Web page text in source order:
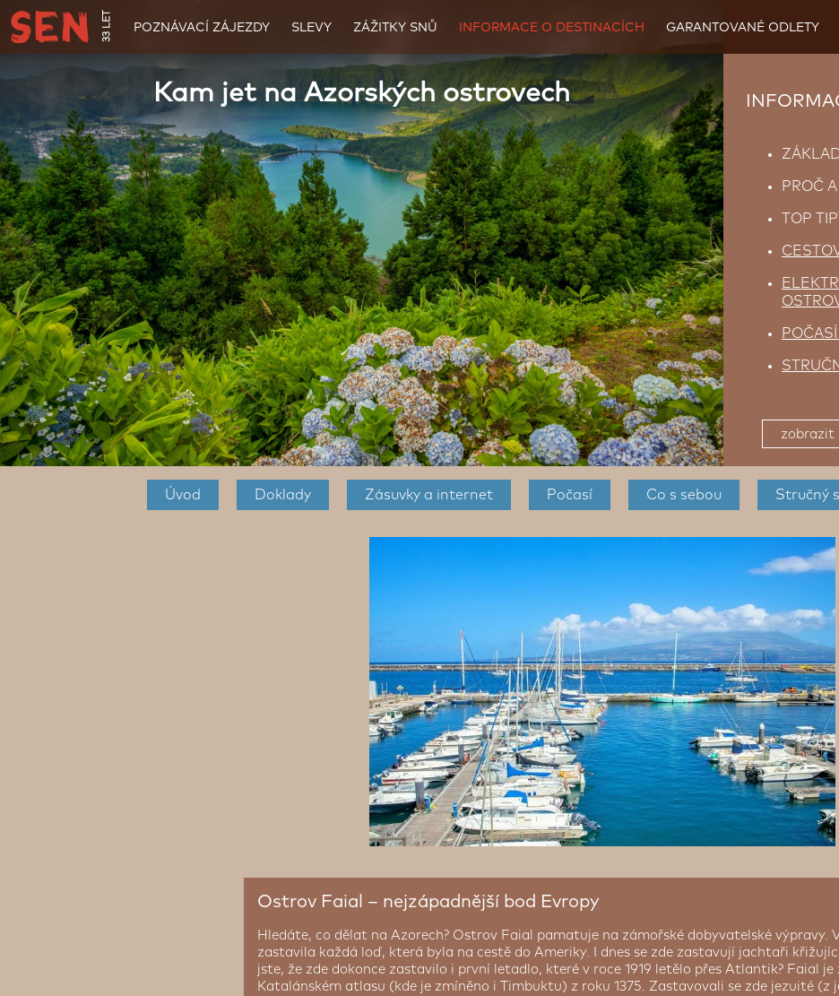
33 LET POZNÁVACÍ ZÁJEZDY SLEVY ZÁŽITKY SNŮ INFORMACE O DESTINACÍCH GARANTOVANÉ ODLETY
Kam jet na Azorských ostrovech
PROČ
TOP
zobrazit
Úvod Doklady Zásuvky a internet Počasí Co s sebou Stručný
Ostrov Faial – nejzápadnější bod Evropy
Hledáte, co dělat na Azorech? Ostrov Faial pamatuje na zámořské dobyvatelské výpravy.
zastavila každá loď, která byla na cestě do Ameriky. I dnes se zde zastavují jachtaři
jste, že zde dokonce zastavilo i první letadlo, které v roce 1919 letělo přes Atlantik? Faial je
Katalánském atlasu (kde je zmíněno i Timbuktu) z roku 1375. Zastavovali se zde jezuité (z